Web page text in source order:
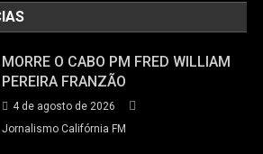
MORRE O CABO PM FRED WILLIAM
PEREIRA FRANZÃO
4 de agosto de 2026
Jornalismo Califórnia FM